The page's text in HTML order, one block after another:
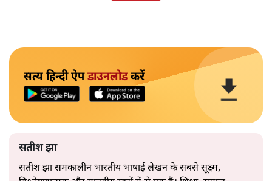
सत्य हिन्दी ऐपडाउनलोडकरें
सतीश झा
सतीश झा समकालीन भारतीय भाषाई लेखन के सबसे सूक्ष्म,